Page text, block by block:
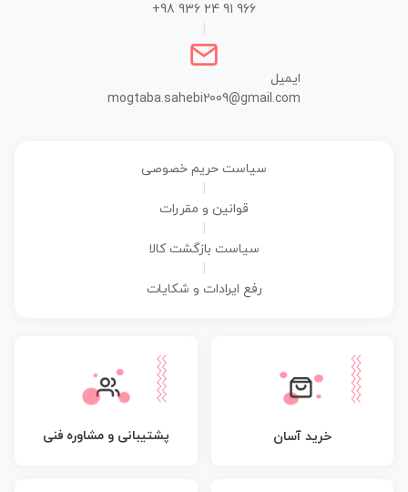
+98 936 24 91 966
ایمیل
mogtaba.sahebi2009@gmail.com
سیاست حریم خصوصی
قوانین و مقررات
سیاست بازگشت کالا
رفع ایرادات و شکایات
خرید آسان پشتیبانی و مشاوره فنی